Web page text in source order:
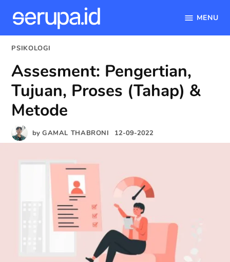
content
MENU
POSTED
PSIKOLOGI
Assesment: Pengertian,
Tujuan, Proses (Tahap) &
Metode
by GAMAL THABRONI 12-09-2022